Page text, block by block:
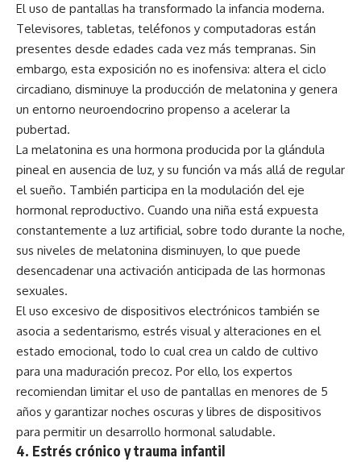
El uso de pantallas ha transformado la infancia moderna.
Televisores, tabletas, teléfonos y computadoras están
presentes desde edades cada vez más tempranas. Sin
embargo, esta exposición no es inofensiva: altera el ciclo
circadiano, disminuye la producción de melatonina y genera
un entorno neuroendocrino propenso a acelerar la
pubertad.
La melatonina es una hormona producida por la glándula
pineal en ausencia de luz, y su función va más allá de regular
el sueño. También participa en la modulación del eje
hormonal reproductivo. Cuando una niña está expuesta
constantemente a luz artificial, sobre todo durante la noche,
sus niveles de melatonina disminuyen, lo que puede
desencadenar una activación anticipada de las hormonas
sexuales.
El uso excesivo de dispositivos electrónicos también se
asocia a sedentarismo, estrés visual y alteraciones en el
estado emocional, todo lo cual crea un caldo de cultivo
para una maduración precoz. Por ello, los expertos
recomiendan limitar el uso de pantallas en menores de 5
años y garantizar noches oscuras y libres de dispositivos
para permitir un desarrollo hormonal saludable.
4. Estrés crónico y trauma infantil